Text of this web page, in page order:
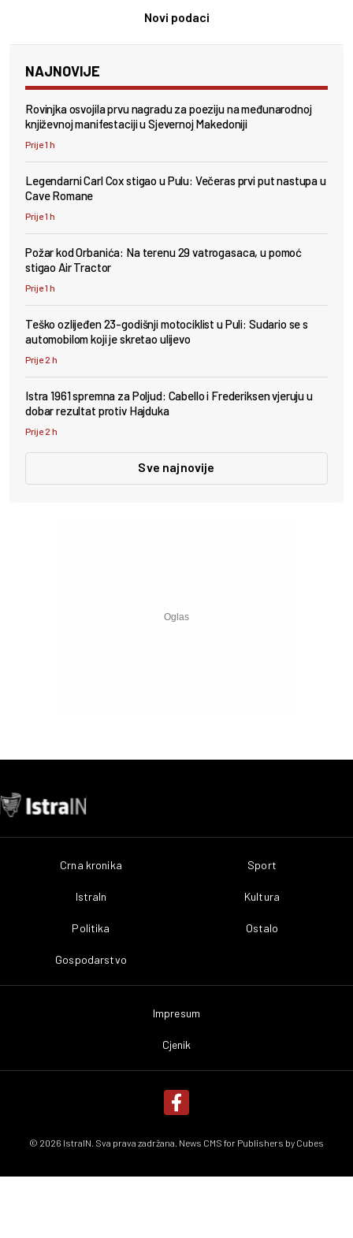
Novi podaci
NAJNOVIJE
Rovinjka osvojila prvu nagradu za poeziju na međunarodnoj
književnoj manifestaciji u Sjevernoj Makedoniji
Prije 1 h
Legendarni Carl Cox stigao u Pulu: Večeras prvi put nastupa u
Cave Romane
Prije 1 h
Požar kod Orbanića: Na terenu 29 vatrogasaca, u pomoć
stigao Air Tractor
Prije 1 h
Teško ozlijeđen 23-godišnji motociklist u Puli: Sudario se s
automobilom koji je skretao ulijevo
Prije 2 h
Istra 1961 spremna za Poljud: Cabello i Frederiksen vjeruju u
dobar rezultat protiv Hajduka
Prije 2 h
Sve najnovije
Crna kronika
IstraIn
Politika
Gospodarstvo
Sport
Kultura
Ostalo
Impresum
Cjenik
© 2026 IstraIN. Sva prava zadržana. News CMS for Publishers by Cubes